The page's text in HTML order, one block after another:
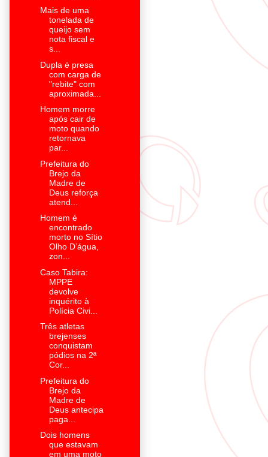
Mais de uma
tonelada de
queijo sem
nota fiscal e
s...
Dupla é presa
com carga de
"rebite" com
aproximada...
Homem morre
após cair de
moto quando
retornava
par...
Prefeitura do
Brejo da
Madre de
Deus reforça
atend...
Homem é
encontrado
morto no Sítio
Olho D’água,
zon...
Caso Tabira:
MPPE
devolve
inquérito à
Polícia Civi...
Três atletas
brejenses
conquistam
pódios na 2ª
Cor...
Prefeitura do
Brejo da
Madre de
Deus antecipa
paga...
Dois homens
que estavam
em uma moto